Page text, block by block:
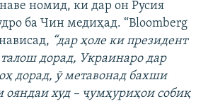
номид, ки дар он Русия
ба Чин медиҳад. “Bloomberg
“дар ҳоле ки президент
дорад, Украинаро дар
дорад, ӯ метавонад бахши
худ – ҷумҳуриҳои собиқ